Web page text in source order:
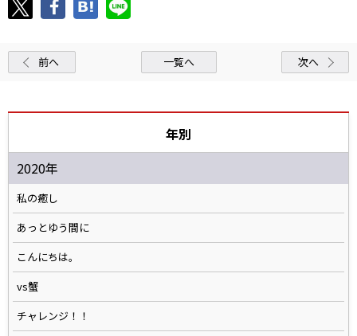
前へ 一覧へ 次へ
年別
2020年
私の癒し
あっとゆう間に
こんにちは。
vs蟹
チャレンジ！！